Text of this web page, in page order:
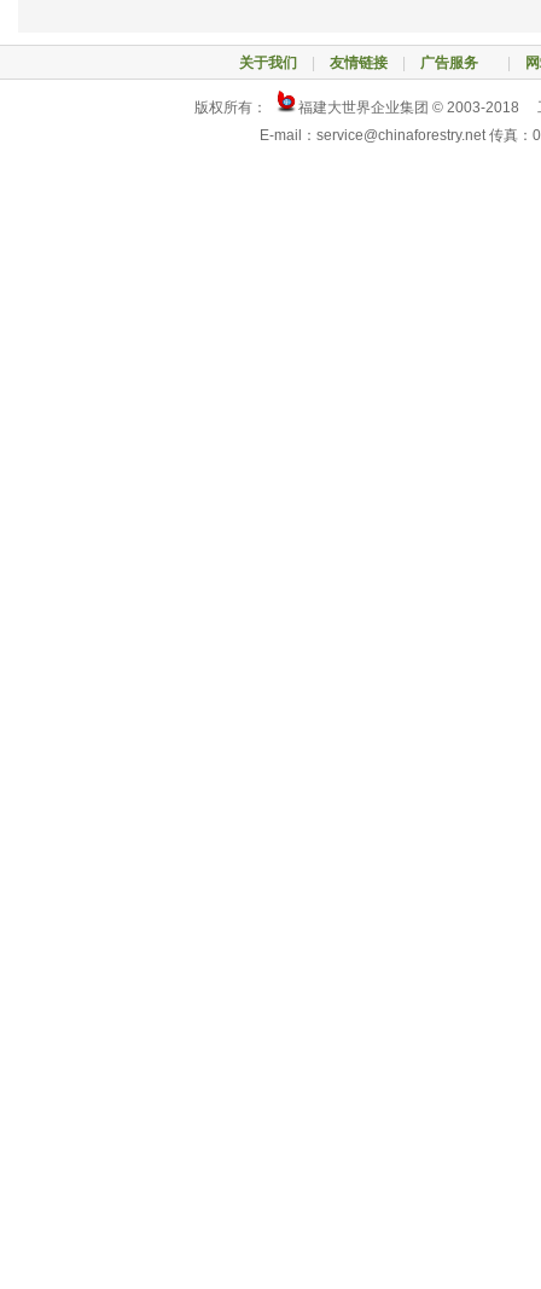
关于我们 友情链接| 广告服务
版权所有：
福建大世界企业集团 © 2003-2018
E-mail：service@chinaforestry.net 传真